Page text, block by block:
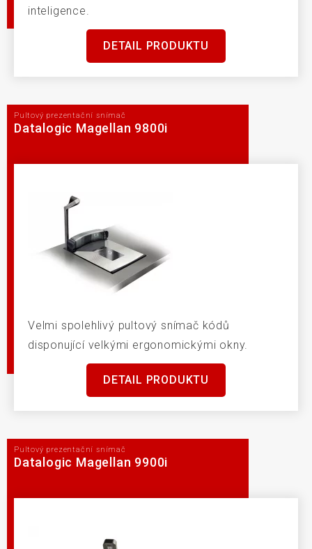
inteligence.
DETAIL PRODUKTU
Pultový prezentační snímač
Datalogic Magellan 9800i
Velmi spolehlivý pultový snímač kódů
disponující velkými ergonomickými okny.
DETAIL PRODUKTU
Pultový prezentační snímač
Datalogic Magellan 9900i